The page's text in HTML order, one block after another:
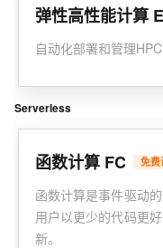
弹性高性能计算
自动化部署和管理HPC
Serverless
函数计算 FC 免费
函数计算是事件驱动
用户以更少的代码更
新。